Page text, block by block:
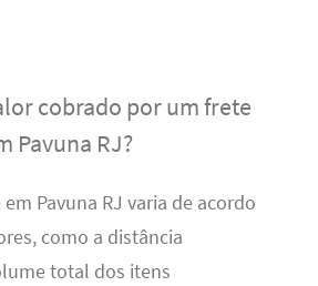
cobrado por um frete
Pavuna RJ?
Pavuna RJ varia de acordo
como a distância
total dos itens